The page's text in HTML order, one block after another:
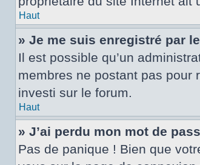
Haut
» Je me suis enregistré par
Il est possible qu’un
membres ne postant pas pour
investi sur le forum.
Haut
» J’ai perdu mon mot de
Pas de panique ! Bien que